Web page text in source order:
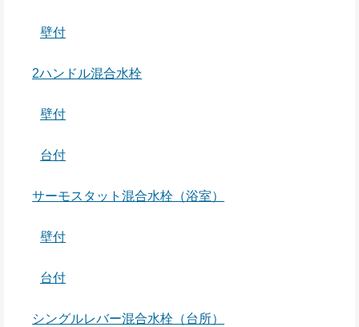
壁付
2ハンドル混合水栓
壁付
台付
サーモスタット混合水栓（浴室）
壁付
台付
シングルレバー混合水栓（台所）